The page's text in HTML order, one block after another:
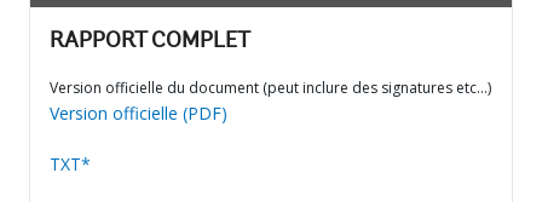
RAPPORT COMPLET
Version officielle du document (peut inclure des signatures etc…)
Version officielle (PDF)
TXT*